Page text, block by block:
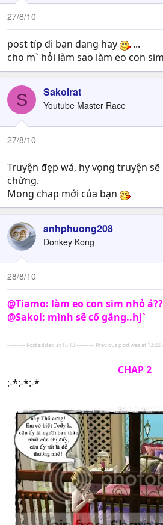
27/8/10
post típ đi bạn đang hay
...
cho m` hỏi làm sao làm eo con
S Sakolrat
Youtube Master Race
27/8/10
Truyện đẹp wá, hy vọng truyện
chừng.
Mong chap mới của bạn
anhphuong208
Donkey Kong
28/8/10
@Tiamo: làm eo con sim nhỏ
@Sakol: mình sẽ cố gắng..hj`
---------- Post added at 15:13 ---------- Previous post was at 13:22
CHAP 2
:-*:-*:-*